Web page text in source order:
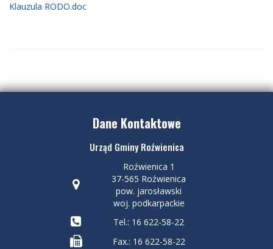
Klauzula RODO.doc
Dane Kontaktowe
Urząd Gminy Roźwienica
Roźwienica 1
37-565 Roźwienica
pow. jarosławski
woj. podkarpackie
Tel.: 16 622-58-22
Fax.: 16 622-58-22